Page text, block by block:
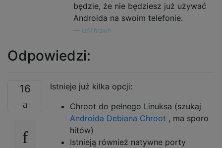
będzie, że nie będziesz już używać
Androida na swoim telefonie.
GAThrawn
Odpowiedzi:
16
Istnieje już kilka opcji:
Chroot do pełnego Linuksa (szukaj
Androida Debiana Chroot , ma sporo
hitów)
Istnieją również natywne porty